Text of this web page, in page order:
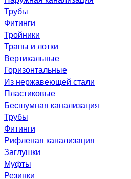
Трубы
Фитинги
Тройники
Трапы и лотки
Вертикальные
Горизонтальные
Из нержавеющей стали
Пластиковые
Бесшумная канализация
Трубы
Фитинги
Рифленая канализация
Заглушки
Муфты
Резинки